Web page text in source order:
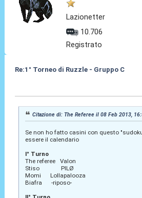
Lazionetter
10.706
Registrato
Re:1° Torneo di Ruzzle - Gruppo C
Citazione di: The Referee il 08 Feb 2013,
Se non ho fatto casini con questo
essere il calendario
I° Turno
The referee Valon
Stiso PILØ
Momi Lollapalooza
Biafra -riposo-